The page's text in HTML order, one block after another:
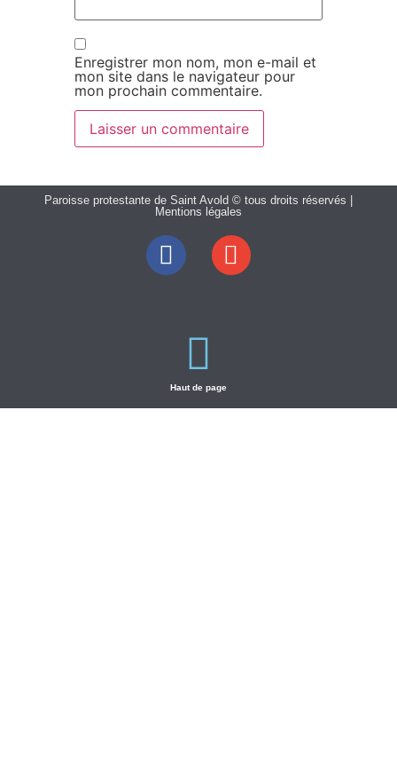
Enregistrer mon nom, mon e-mail et
mon site dans le navigateur pour
mon prochain commentaire.
Paroisse protestante de Saint Avold © tous droits réservés |
Mentions légales
Haut de page